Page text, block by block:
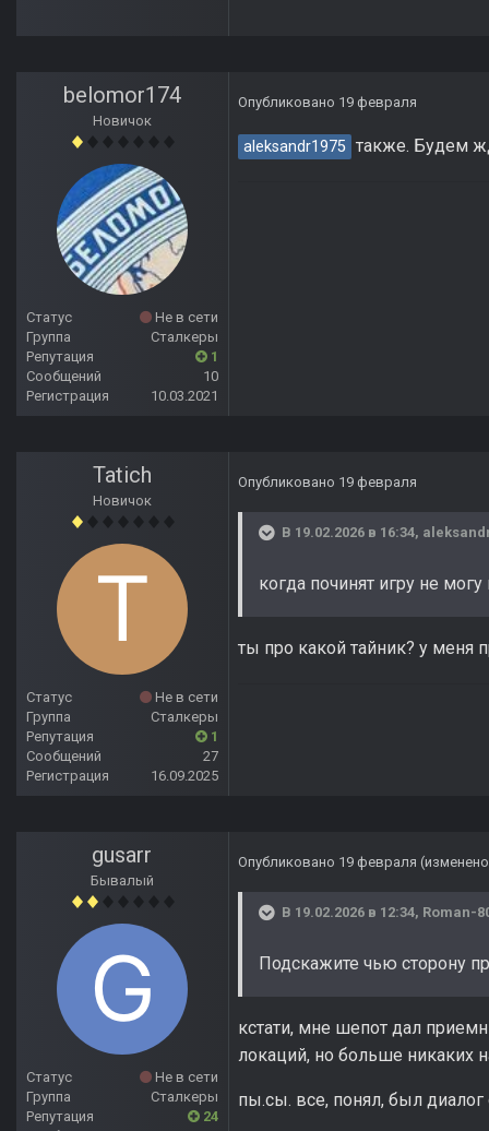
belomor174
Новичок
Статус
Не в сети
Группа
Сталкеры
Репутация
1
Сообщений
10
Регистрация
10.03.2021
Опубликовано 19 февраля
aleksandr1975 также. Будем
Tatich
Новичок
Статус
Не в сети
Группа
Сталкеры
Репутация
1
Сообщений
27
Регистрация
16.09.2025
Опубликовано 19 февраля
В 19.02.2026 в 16:34,
когда починят игру не
ты про какой тайник? у меня
gusarr
Бывалый
Статус
Не в сети
Группа
Сталкеры
Репутация
24
Опубликовано 19 февраля
В 19.02.2026 в 12:34, Roman-
Подскажите чью сторону
кстати, мне шепот дал
локаций, но больше никаких
пы.сы. все, понял, был диалог